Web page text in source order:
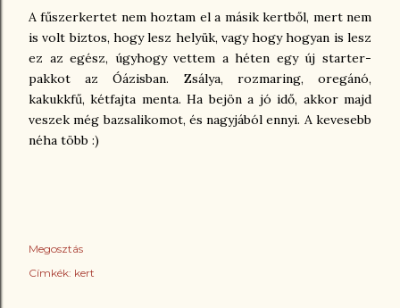
A fűszerkertet nem hoztam el a másik kertből, mert nem
is volt biztos, hogy lesz helyük, vagy hogy hogyan is lesz
ez az egész, úgyhogy vettem a héten egy új starter-
pakkot az Óázisban. Zsálya, rozmaring, oregánó,
kakukkfű, kétfajta menta. Ha bejön a jó idő, akkor majd
veszek még bazsalikomot, és nagyjából ennyi. A kevesebb
néha több :)
Megosztás
Címkék: kert